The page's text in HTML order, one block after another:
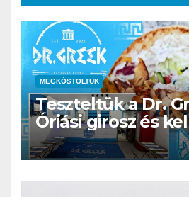
MEGKÓSTOLTUK
Teszteltük a Dr.
Óriási girosz és
kerthelyiség